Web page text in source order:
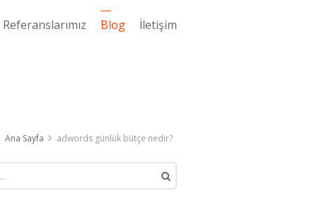
Referanslarımız Blog İletişim
Ana Sayfa adwords günlük bütçe nedir?